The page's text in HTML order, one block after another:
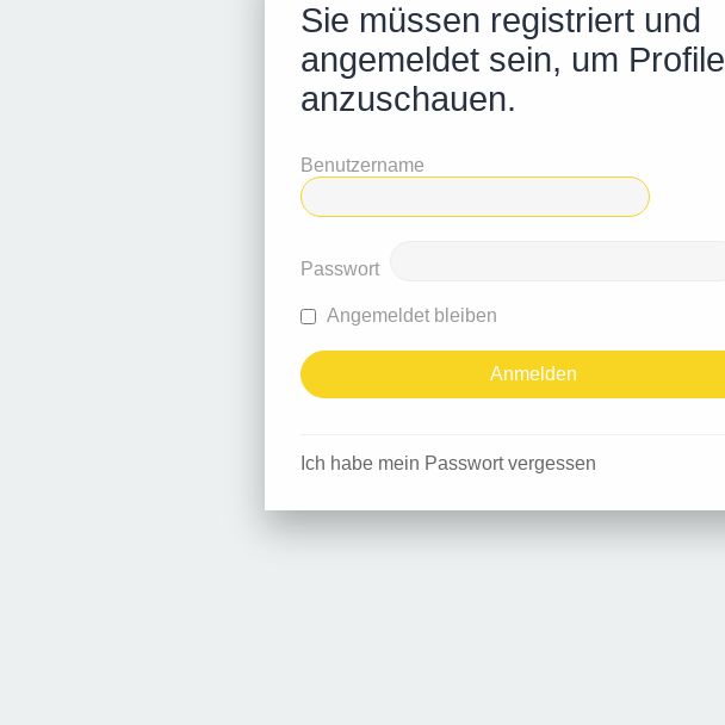
Sie müssen registriert und
angemeldet sein, um Profile
anzuschauen.
Benutzername
Passwort
Angemeldet bleiben
Ich habe mein Passwort vergessen